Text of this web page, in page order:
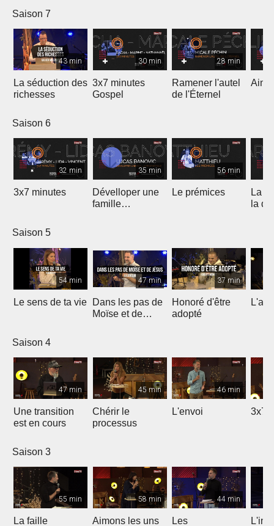
Saison 7
43 min
La séduction des
richesses
30 min
3x7 minutes
Gospel
28 min
Ramener l'autel
de l'Éternel
Saison 6
32 min
3x7 minutes
35 min
Dévelloper une
famille
56 min
Le prémices
La
la
Saison 5
54 min
Le sens de ta vie
47 min
Dans les pas de
Moïse et de
37 min
Honoré d'être
adopté
Saison 4
47 min
Une transition
est en cours
45 min
Chérir le
processus
46 min
L'envoi 3x7
Saison 3
55 min
La faille
58 min
Aimons les uns
44 min
Les